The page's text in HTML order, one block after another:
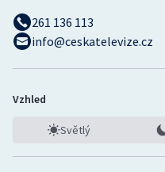
Ostatní
261 136 113
info@ceskatelevize.cz
Vzhled
Světlý